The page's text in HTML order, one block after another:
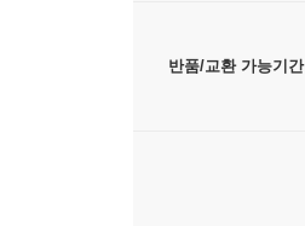
반품/교환 가능기간